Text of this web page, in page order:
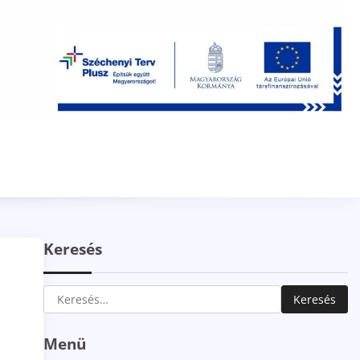
Keresés
Keresés:
Menü